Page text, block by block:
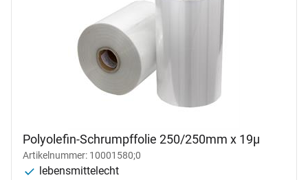
Polyolefin-Schrumpffolie 250/250mm x 19µ
Artikelnummer: 10001580;0
lebensmittelecht